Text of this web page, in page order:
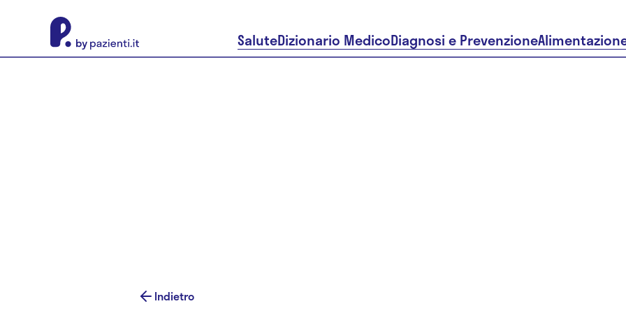
SaluteDizionario MedicoDiagnosi e Prevenzione
Indietro